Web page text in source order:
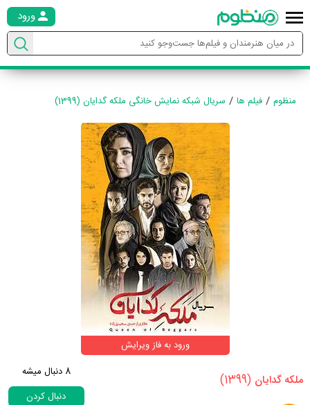
ورود
منظوم فیلم ها سریال شبکه نمایش خانگی ملکه گدایان (1399)
ورود به فاز ویرایش
‏ملکه گدایان‏ (1399)
8 دنبال میشه
دنبال کردن